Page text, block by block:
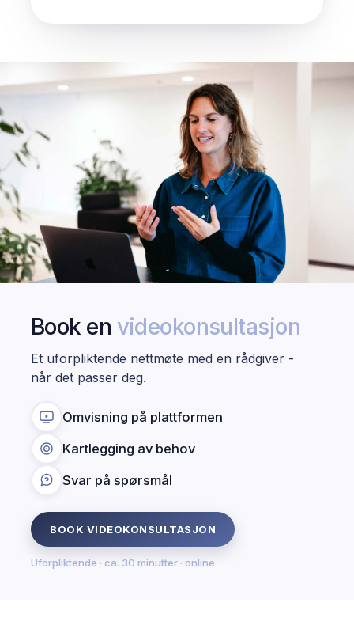
Book en videokonsultasjon
Et uforpliktende nettmøte med en rådgiver -
når det passer deg.
Omvisning på plattformen
Kartlegging av behov
Svar på spørsmål
BOOK VIDEOKONSULTASJON
Uforpliktende · ca. 30 minutter · online